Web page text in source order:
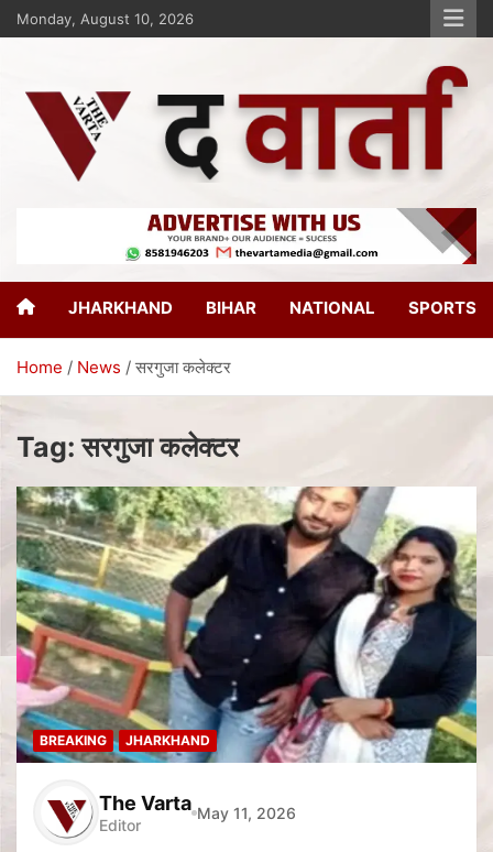
Monday, August 10, 2026
The Varta
JHARKHAND BIHAR NATIONAL SPORTS
Home News सरगुजा कलेक्टर
Tag:सरगुजा कलेक्टर
BREAKING JHARKHAND
The Varta
Editor
May 11, 2026